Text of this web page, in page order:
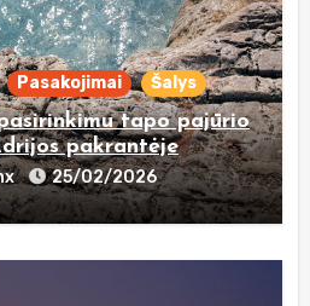
Pasakojimai Šalys
tapo pajūrio
pakrantėje
25/02/2026